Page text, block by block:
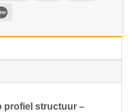
profiel structuur –